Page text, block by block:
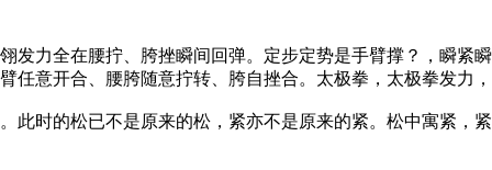
全在腰拧、胯挫瞬间回弹。定步定势是手臂撑？，瞬紧
任意开合、腰胯随意拧转、胯自挫合。太极拳，太极拳发力
的松已不是原来的松，紧亦不是原来的紧。松中寓紧，